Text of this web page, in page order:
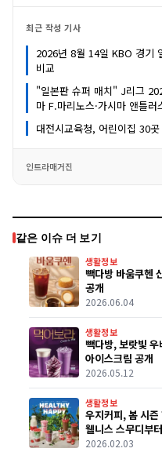
최근 작성 기사
2026년 8월 14일 KBO 경기
비교
"일본판 슈퍼 매치" J리그
마 F.마리노스·가시마 앤틀
대전시교육청, 어린이집 30
인트라매거진
같은 이슈 더 보기
생활정보
빽다방 바움쿠헨
공개
2026.06.04
생활정보
빽다방, 보랏빛
아이스크림 공개
2026.05.12
생활정보
우지커피, 봄 시
웰니스 스무디부
2026.02.03